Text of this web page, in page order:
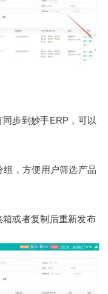
步到妙手ERP，可以
，方便用户筛选产品
或者复制后重新发布